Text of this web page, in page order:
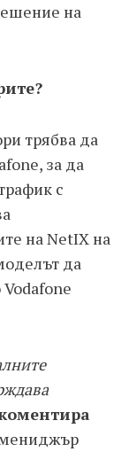
на
трябва да
за да
с
на NetIX на
да